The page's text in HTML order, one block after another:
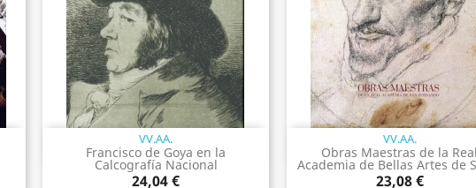
VV.AA.
Francisco de Goya en la
Calcografía Nacional
24,04 €
Vista rápida VV.AA.
Obras Maestras de la Real
Academia de Bellas Artes de
23,08 €
Vista rápida